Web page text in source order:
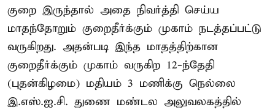
குறை இருந்தால் அதை நிவர்த்தி செய்ய
மாதந்தோறும் குறைதீர்க்கும் முகாம் நடத்தப்பட்டு
வருகிறது. அதன்படி இந்த மாதத்திற்கான
குறைதீர்க்கும் முகாம் வருகிற 12-ந்தேதி
(புதன்கிழமை) மதியம் 3 மணிக்கு நெல்லை
இ.எஸ்.ஐ.சி. துணை மண்டல அலுவலகத்தில்